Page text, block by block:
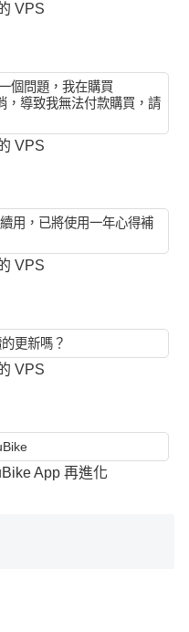
VPS
個問題，我在購買
，導致我無法付款購買，請
VPS
用，已將使用一年心得補
VPS
更新嗎？
VPS
App 再進化